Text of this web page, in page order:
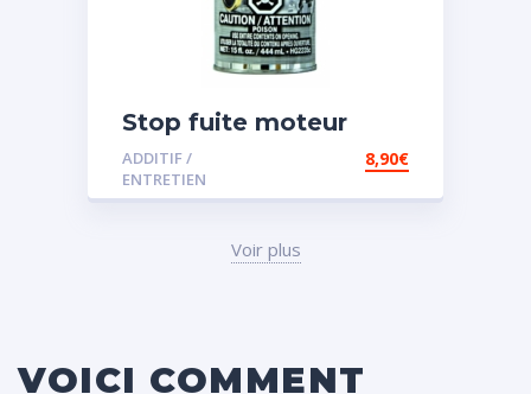
Stop fuite moteur
ADDITIF /
ENTRETIEN
8,90€
Voir plus
VOICI COMMENT